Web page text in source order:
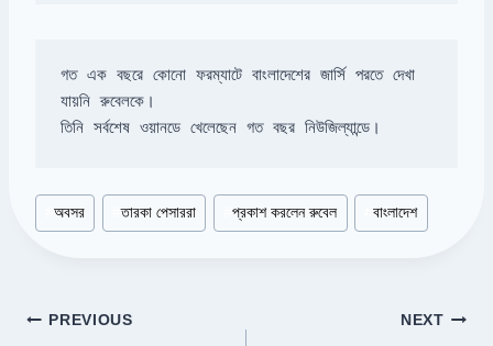
গত এক বছরে কোনো ফরম্যাটে বাংলাদেশের জার্সি পরতে দেখা
তিনি সর্বশেষ ওয়ানডে খেলেছেন গত বছর নিউজিল্যান্ডে।
Post
Tags:
#অবসর #তারকা পেসাররা #প্রকাশ করলেন রুবেল #বাংলাদেশ
Post
PREVIOUS NEXT